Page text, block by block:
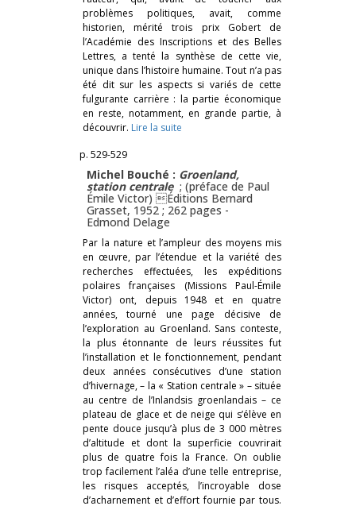
problèmes politiques, avait, comme
historien, mérité trois prix Gobert de
l’Académie des Inscriptions et des Belles
Lettres, a tenté la synthèse de cette vie,
unique dans l’histoire humaine. Tout n’a pas
été dit sur les aspects si variés de cette
fulgurante carrière : la partie économique
en reste, notamment, en grande partie, à
découvrir. Lire la suite
p. 529-529
Michel Bouché : Groenland,
station centrale ; (préface de Paul
Émile Victor) Éditions Bernard
Grasset, 1952 ; 262 pages -
Edmond Delage
Par la nature et l’ampleur des moyens mis
en œuvre, par l’étendue et la variété des
recherches effectuées, les expéditions
polaires françaises (Missions Paul-Émile
Victor) ont, depuis 1948 et en quatre
années, tourné une page décisive de
l’exploration au Groenland. Sans conteste,
la plus étonnante de leurs réussites fut
l’installation et le fonctionnement, pendant
deux années consécutives d’une station
d’hivernage, – la « Station centrale » – située
au centre de l’Inlandsis groenlandais – ce
plateau de glace et de neige qui s’élève en
pente douce jusqu’à plus de 3 000 mètres
d’altitude et dont la superficie couvrirait
plus de quatre fois la France. On oublie
trop facilement l’aléa d’une telle entreprise,
les risques acceptés, l’incroyable dose
d’acharnement et d’effort fournie par tous.